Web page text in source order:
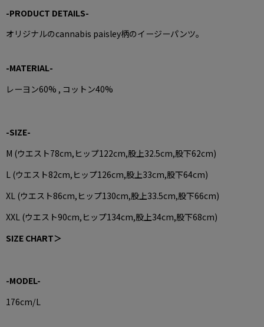
-PRODUCT DETAILS-
オリジナルのcannabis paisley柄のイージーパンツ。
-MATERIAL-
レーヨン60% , コットン40%
-SIZE-
M (ウエスト78cm,ヒップ122cm,股上32.5cm,股下62cm)
L (ウエスト82cm,ヒップ126cm,股上33cm,股下64cm)
XL (ウエスト86cm,ヒップ130cm,股上33.5cm,股下66cm)
XXL (ウエスト90cm,ヒップ134cm,股上34cm,股下68cm)
SIZE CHART＞
-MODEL-
176cm/L